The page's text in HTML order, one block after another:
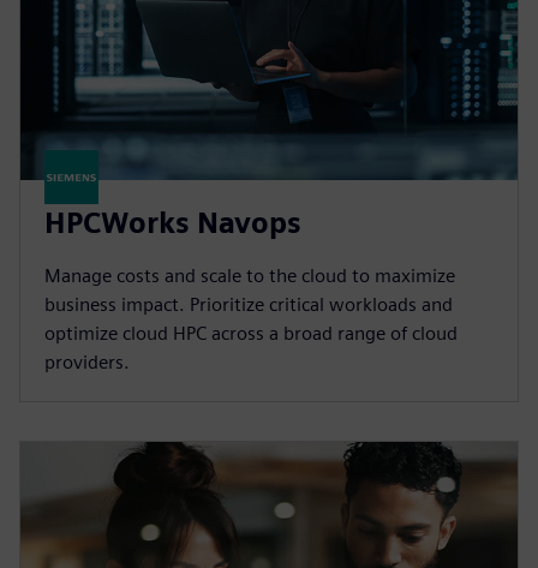
HPCWorks Navops
Manage costs and scale to the cloud to maximize
business impact. Prioritize critical workloads and
optimize cloud HPC across a broad range of cloud
providers.